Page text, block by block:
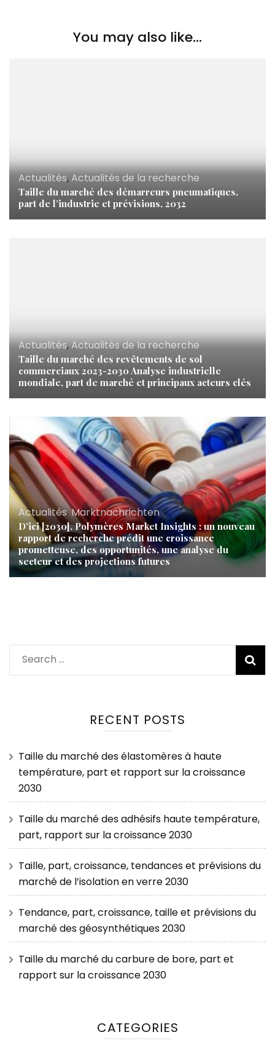
You may also like...
Actualités,Actualités de la recherche
Taille du marché des démarreurs pneumatiques,
part de l’industrie et prévisions, 2032
Actualités,Actualités de la recherche
Taille du marché des revêtements de sol
commerciaux 2023-2030 Analyse industrielle
mondiale, part de marché et principaux acteurs clés
Actualités,Marktnachrichten
D’ici [2030], Polymères Market Insights : un nouveau
rapport de recherche prédit une croissance
prometteuse, des opportunités, une analyse du
secteur et des projections futures
Search
for:
RECENT POSTS
Taille du marché des élastomères à haute
température, part et rapport sur la croissance
2030
Taille du marché des adhésifs haute température,
part, rapport sur la croissance 2030
Taille, part, croissance, tendances et prévisions du
marché de l’isolation en verre 2030
Tendance, part, croissance, taille et prévisions du
marché des géosynthétiques 2030
Taille du marché du carbure de bore, part et
rapport sur la croissance 2030
CATEGORIES